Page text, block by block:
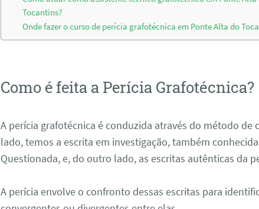
Tocantins?
Onde fazer o curso de perícia grafotécnica em Ponte Alta do
Como é feita a Perícia Grafotécnica?
A perícia grafotécnica é conduzida através do método de
lado, temos a escrita em investigação, também
Questionada, e, do outro lado, as escritas autênticas da
A perícia envolve o confronto dessas escritas para